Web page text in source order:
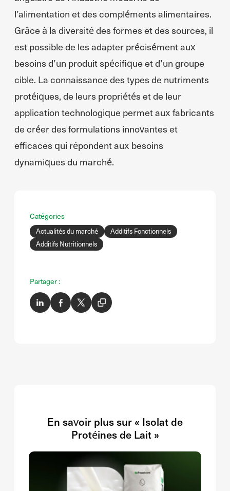
l’alimentation et des compléments alimentaires.
Grâce à la diversité des formes et des sources, il
est possible de les adapter précisément aux
besoins d’un produit spécifique et d’un groupe
cible. La connaissance des types de nutriments
protéiques, de leurs propriétés et de leur
application technologique permet aux fabricants
de créer des formulations innovantes et
efficaces qui répondent aux besoins
dynamiques du marché.
Catégories
Actualités du marché
Additifs Fonctionnels
Additifs Nutritionnels
Partager :
En savoir plus sur « Isolat de
Protéines de Lait »